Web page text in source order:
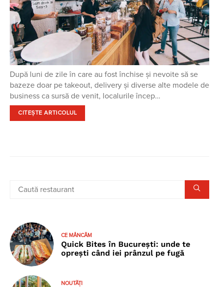
După luni de zile în care au fost închise și nevoite să se
bazeze doar pe takeout, delivery și diverse alte modele de
business ca sursă de venit, localurile încep…
CITEȘTE ARTICOLUL
CE MÂNCĂM
Quick Bites în București: unde te
oprești când iei prânzul pe fugă
NOUTĂȚI